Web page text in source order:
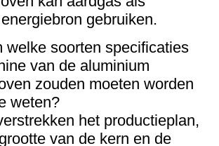
gebruiken.
welke soorten specificaties
van de aluminium
zouden moeten worden
weten?
het productieplan,
van de kern en de